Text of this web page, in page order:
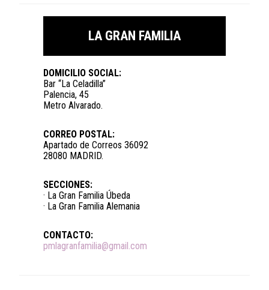
LA GRAN FAMILIA
DOMICILIO SOCIAL:
Bar “La Celadilla”
Palencia, 45
Metro Alvarado.
CORREO POSTAL:
Apartado de Correos 36092
28080 MADRID.
SECCIONES:
· La Gran Familia Úbeda
· La Gran Familia Alemania
CONTACTO:
pmlagranfamilia@gmail.com